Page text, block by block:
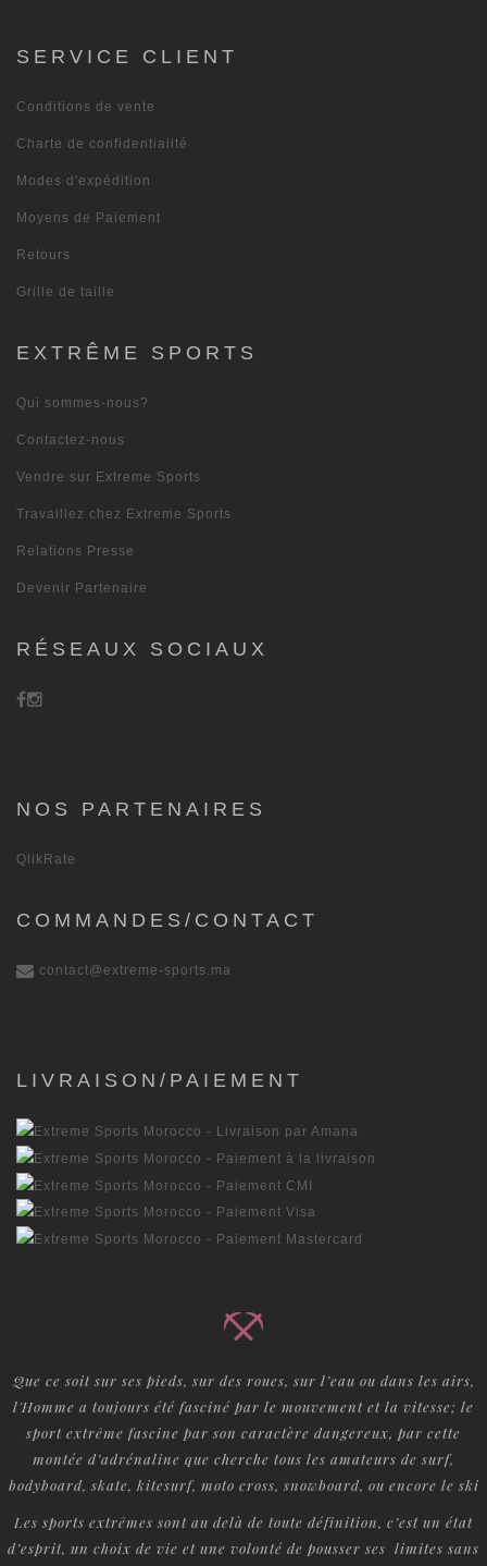
SERVICE CLIENT
Conditions de vente
Charte de confidentialité
Modes d'expédition
Moyens de Paiement
Retours
Grille de taille
EXTRÊME SPORTS
Qui sommes-nous?
Contactez-nous
Vendre sur Extreme Sports
Travaillez chez Extreme Sports
Relations Presse
Devenir Partenaire
RÉSEAUX SOCIAUX
NOS PARTENAIRES
QlikRate
COMMANDES/CONTACT
contact@extreme-sports.ma
LIVRAISON/PAIEMENT
Que ce soit sur ses pieds, sur des roues, sur l’eau ou dans les airs,
l'Homme a toujours été fasciné par le mouvement et la vitesse; le
sport extrême fascine par son caractère dangereux, par cette
montée d’adrénaline que cherche tous les amateurs de surf,
bodyboard, skate, kitesurf, moto cross, snowboard, ou encore le ski
Les sports extrêmes sont au delà de toute définition, c’est un état
d’esprit, un choix de vie et une volonté de pousser ses limites sans